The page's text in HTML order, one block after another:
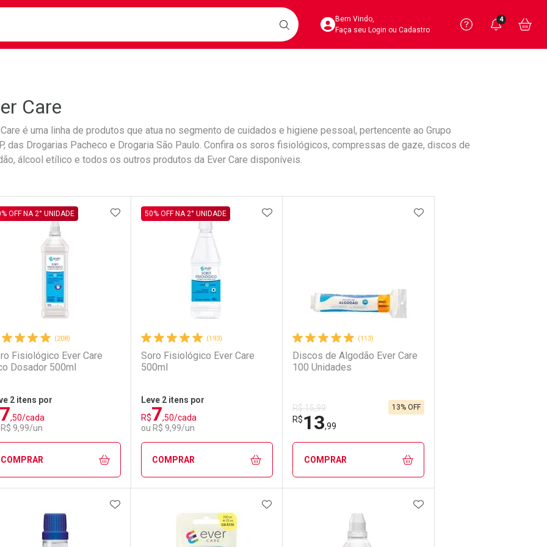
BUSCARAcesse sua Conta
Bem Vindo,
Faça seu Login ou Cadastro
Precisa
Ver Recursos
Você
4
Care
é uma linha de produtos que atua no segmento de cuidados e higiene pessoal, pertencente ao Grupo
das Drogarias Pacheco e Drogaria São Paulo. Confira os soros fisiológicos, compressas de gaze, discos de
álcool etílico e todos os outros produtos da Ever Care disponíveis.
(208)
Fisiológico Ever Care
Dosador 500ml
OFF NA 2° UNIDADE
2 itens por
7,50/cada
9,99/un
ADICIONAR AOS FAVORITOS
COMPRAR
FECHAR
FECHAR
Menos
(193)
Soro Fisiológico Ever Care
500ml
50% OFF NA 2° UNIDADE
Leve 2 itens por
R$7,50/cada
ou R$ 9,99/un
ADICIONAR AOS FAVORITOS
COMPRAR
FECHAR
Laboratório
FECHAR
Por Menos
(113)
Discos de Algodão Ever Care
100 Unidades
R$ 15,99
R$13,99
13% OFF
ADICIONAR AOS
COMPRAR
FECHAR
Laboratório
FECHAR
Por Menos
ADICIONAR AOS FAVORITOS ADICIONAR AOS FAVORITOS ADICIONAR AOS